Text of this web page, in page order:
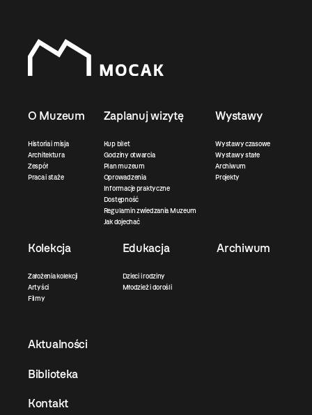
O Muzeum
Historia i misja
Architektura
Zespół
Praca i staże
Zaplanuj wizytę
Kup bilet
Godziny otwarcia
Plan muzeum
Oprowadzenia
Informacje praktyczne
Dostępność
Regulamin zwiedzania Muzeum
Jak dojechać
Wystawy
Wystawy czasowe
Wystawy stałe
Archiwum
Projekty
Kolekcja
Założenia kolekcji
Artyści
Filmy
Edukacja
Dzieci i rodziny
Młodzież i dorośli
Archiwum
Aktualności
Biblioteka
Kontakt